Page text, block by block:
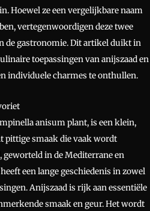
Hoewel ze een vergelijkbare naam
vertegenwoordigen deze twee
de gastronomie. Dit artikel duikt in
toepassingen van anijszaad en
individuele charmes te onthullen.
anisum plant, is een klein,
pittige smaak die vaak wordt
in de Mediterrane en
een lange geschiedenis in zowel
Anijszaad is rijk aan essentiële
smaak en geur. Het wordt